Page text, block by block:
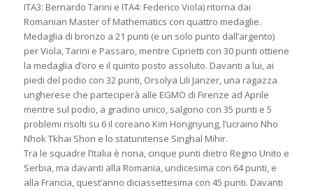
ITA3: Bernardo Tarini e ITA4: Federico Viola) ritorna dai
Romanian Master of Mathematics con quattro medaglie.
Medaglia di bronzo a 21 punti (e un solo punto dall’argento)
per Viola, Tarini e Passaro, mentre Ciprietti con 30 punti ottiene
la medaglia d’oro e il quinto posto assoluto. Davanti a lui, ai
piedi del podio con 32 punti, Orsolya Lili Janzer, una ragazza
ungherese che parteciperà alle EGMO di Firenze ad Aprile
mentre sul podio, a gradino unico, salgono con 35 punti e 5
problemi risolti su 6 il coreano Kim Hongnyung, l’ucraino Nho
Nhok Tkhai Shon e lo statunitense Singhal Mihir.
Tra le squadre l’Italia è nona, cinque punti dietro Regno Unito e
Serbia, ma davanti alla Romania, undicesima con 64 punti, e
alla Francia, quest’anno diciassettesima con 45 punti. Davanti